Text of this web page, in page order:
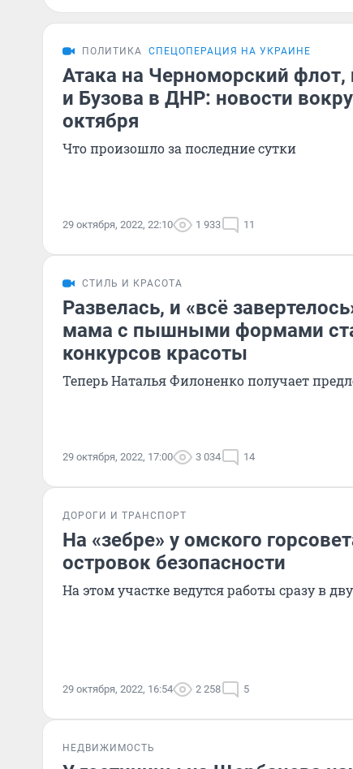
ПОЛИТИКА СПЕЦОПЕРАЦИЯ НА УКРАИНЕ
Атака на Черноморский
и Бузова в ДНР: новости
октября
Что произошло за последние сутки
29 октября, 2022, 22:10 1 933 11
СТИЛЬ И КРАСОТА
Развелась, и «всё
мама с пышными формами
конкурсов красоты
Теперь Наталья Филоненко получает
29 октября, 2022, 17:00 3 034 14
ДОРОГИ И ТРАНСПОРТ
На «зебре» у омского
островок безопасности
На этом участке ведутся работы сразу в
29 октября, 2022, 16:54 2 258 5
НЕДВИЖИМОСТЬ